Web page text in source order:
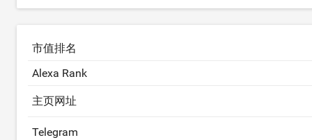
市值排名
Alexa Rank
主页网址
Telegram